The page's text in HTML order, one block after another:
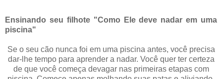
Ensinando seu filhote "Como Ele deve nadar em uma
piscina"
Se o seu cão nunca foi em uma piscina antes, você precisa
dar-lhe tempo para aprender a nadar. Você quer ter certeza
de que você começa devagar nas primeiras etapas com